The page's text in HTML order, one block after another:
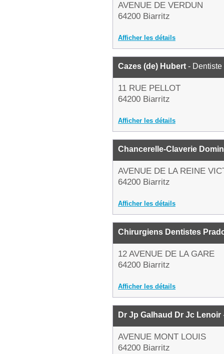
AVENUE DE VERDUN
64200 Biarritz
Afficher les détails
Cazes (de) Hubert - Dentiste
11 RUE PELLOT
64200 Biarritz
Afficher les détails
Chancerelle-Claverie
AVENUE DE LA REINE
64200 Biarritz
Afficher les détails
Chirurgiens Dentistes
12 AVENUE DE LA GARE
64200 Biarritz
Afficher les détails
Dr Jp Galhaud Dr Jc Lenoir
AVENUE MONT LOUIS
64200 Biarritz